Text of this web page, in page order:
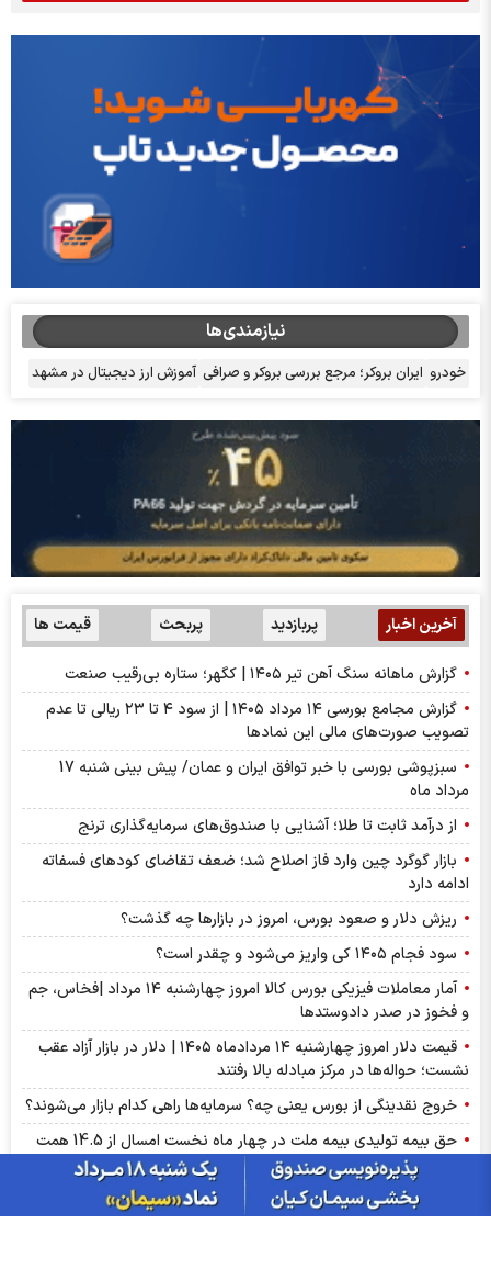
نیازمندی‌ها
خودرو ایران بروکر؛ مرجع بررسی بروکر و صرافی آموزش ارز دیجیتال در مشهد
آخرین اخبار پربازدید پربحث قیمت ها
گزارش ماهانه سنگ آهن تیر ۱۴۰۵ | کگهر؛ ستاره بی‌رقیب صنعت
گزارش مجامع بورسی ۱۴ مرداد ۱۴۰۵ | از سود ۴ تا ۲۳ ریالی تا عدم
تصویب صورت‌های مالی این نماد‌ها
سبزپوشی بورسی با خبر توافق ایران و عمان/ پیش بینی شنبه 17
مرداد ماه
از درآمد ثابت تا طلا؛ آشنایی با صندوق‌های سرمایه‌گذاری ترنج
بازار گوگرد چین وارد فاز اصلاح شد؛ ضعف تقاضای کودهای فسفاته
ادامه دارد
ریزش دلار و صعود بورس، امروز در بازارها چه گذشت؟
سود فجام ۱۴۰۵ کی واریز می‌شود و چقدر است؟
آمار معاملات فیزیکی بورس کالا امروز چهارشنبه ۱۴ مرداد |فخاس، جم
و فخوز در صدر دادوستد‌ها
قیمت دلار امروز چهارشنبه ۱۴ مردادماه ۱۴۰۵ | دلار در بازار آزاد عقب
نشست؛ حواله‌ها در مرکز مبادله بالا رفتند
خروج نقدینگی از بورس یعنی چه؟ سرمایه‌ها راهی کدام بازار می‌شوند؟
حق بیمه تولیدی بیمه ملت در چهار ماه نخست امسال از 14.5 همت
عرضه مستقیم محصولات ایرانول در ایام اربعین